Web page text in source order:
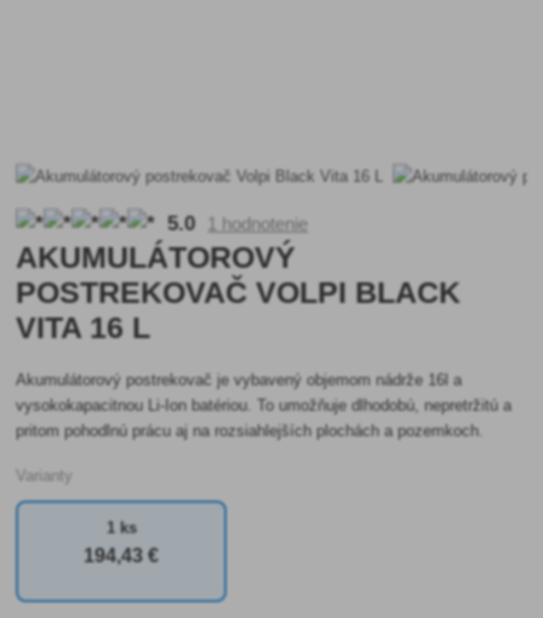
5.0 1 hodnotenie
AKUMULÁTOROVÝ
POSTREKOVAČ VOLPI BLACK
VITA 16 L
Akumulátorový postrekovač je vybavený objemom nádrže 16l a
vysokokapacitnou Li-Ion batériou. To umožňuje dlhodobú, nepretržitú a
pritom pohodlnú prácu aj na rozsiahlejších plochách a pozemkoch.
Varianty
1 ks
194,43 €